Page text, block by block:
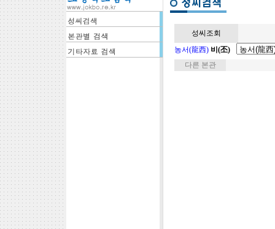
성씨조회
농서(龍西) 비(丕)
다른 본관